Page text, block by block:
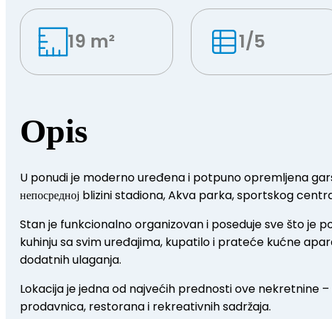
19 m² 1/5
Opis
U ponudi je moderno uređena i potpuno opremljena
непосредној blizini stadiona, Akva parka, sportskog
Stan je funkcionalno organizovan i poseduje sve što
kuhinju sa svim uređajima, kupatilo i prateće kućne
dodatnih ulaganja.
Lokacija je jedna od najvećih prednosti ove nekretnine
prodavnica, restorana i rekreativnih sadržaja.